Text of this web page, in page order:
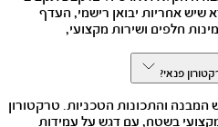
שיש אחריות יבואן רישמי, העדף
חלפים ושירות מקצועי,
פנאי?
והתכונות הטכניות. טרקטורון
בשטח, עם דגש על עמידות